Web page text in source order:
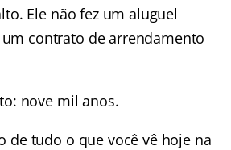
Ele não fez um aluguel
contrato de arrendamento
nove mil anos.
de tudo o que você vê hoje na